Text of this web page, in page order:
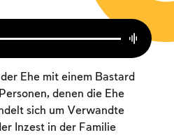
Ehe mit einem Bastard
denen die Ehe
sich um Verwandte
Inzest in der Familie